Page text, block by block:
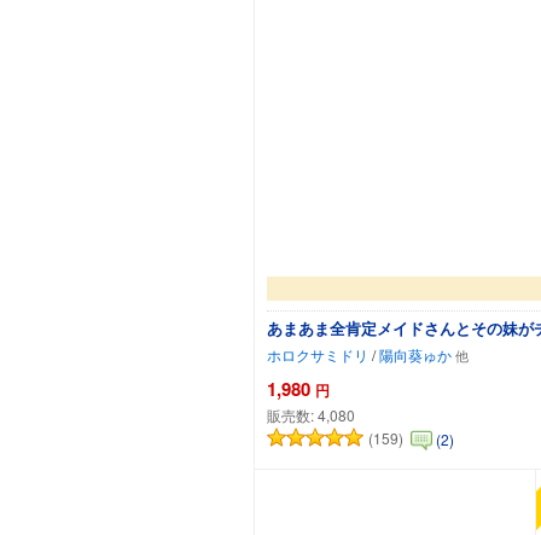
あまあま全肯定メイドさんとその妹
ホロクサミドリ /陽向葵ゅか
1,980 円
販売数:4,080
(159)
(2)